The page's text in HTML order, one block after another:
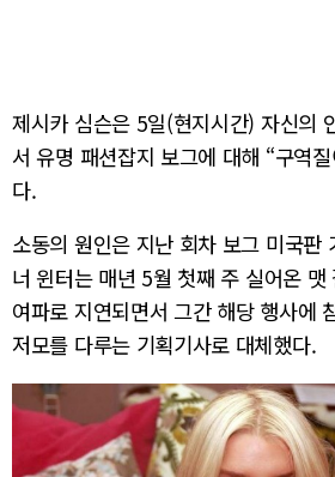
제시카 심슨은 5일(현지시간) 자신의
서 유명 패션잡지 보그에 대해 “구역
다.
소동의 원인은 지난 회차 보그 미국판
너 윈터는 매년 5월 첫째 주 실어온
여파로 지연되면서 그간 해당 행사에
저모를 다루는 기획기사로 대체했다.